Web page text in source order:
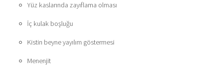
Yüz kaslarında zayıflama olması
İç kulak boşluğu
Kistin beyne yayılım göstermesi
Menenjit